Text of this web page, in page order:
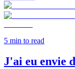
5 min to read
J'ai eu envie